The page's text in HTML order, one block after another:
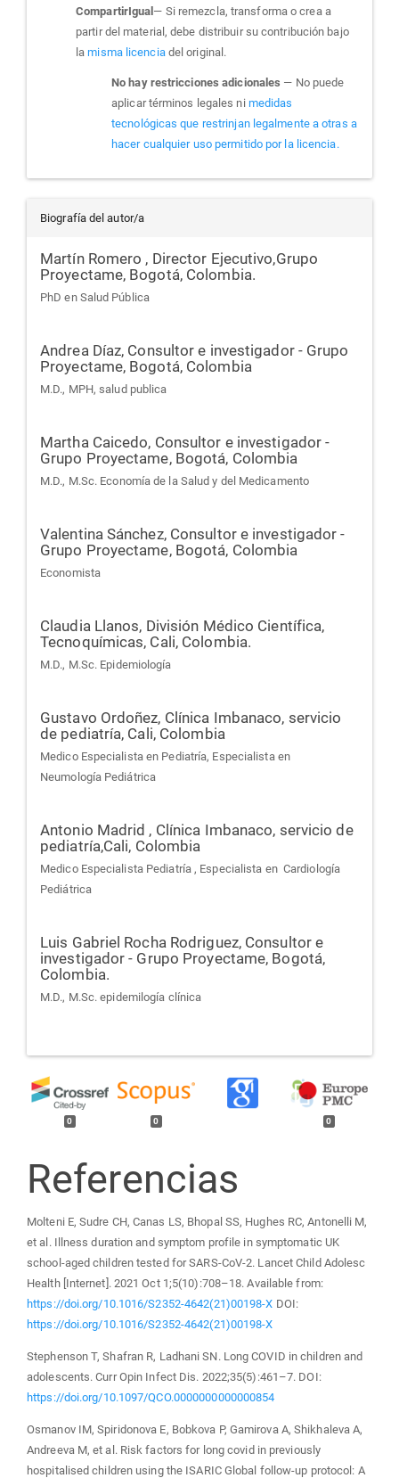
CompartirIgual — Si remezcla, transforma o crea a
partir del material, debe distribuir su contribución bajo
lamisma licenciadel original.
No hay restricciones adicionales — No puede
aplicar términos legales ni medidas
tecnológicas que restrinjan legalmente a otras a
hacer cualquier uso permitido por la licencia.
Biografía del autor/a
Martín Romero , Director Ejecutivo,Grupo
Proyectame, Bogotá, Colombia.
PhD en Salud Pública
Andrea Díaz, Consultor e investigador - Grupo
Proyectame, Bogotá, Colombia
M.D., MPH, salud publica
Martha Caicedo, Consultor e investigador -
Grupo Proyectame, Bogotá, Colombia
M.D., M.Sc. Economía de la Salud y del Medicamento
Valentina Sánchez, Consultor e investigador -
Grupo Proyectame, Bogotá, Colombia
Economista
Claudia Llanos, División Médico Científica,
Tecnoquímicas, Cali, Colombia.
M.D., M.Sc. Epidemiología
Gustavo Ordoñez, Clínica Imbanaco, servicio
de pediatría, Cali, Colombia
Medico Especialista en Pediatría, Especialista en
Neumología Pediátrica
Antonio Madrid , Clínica Imbanaco, servicio de
pediatría,Cali, Colombia
Medico Especialista Pediatría , Especialista en Cardiología
Pediátrica
Luis Gabriel Rocha Rodriguez, Consultor e
investigador - Grupo Proyectame, Bogotá,
Colombia.
M.D., M.Sc. epidemilogía clínica
0 0 0
Referencias
Molteni E, Sudre CH, Canas LS, Bhopal SS, Hughes RC, Antonelli M,
et al. Illness duration and symptom profile in symptomatic UK
school-aged children tested for SARS-CoV-2. Lancet Child Adolesc
Health [Internet]. 2021 Oct 1;5(10):708–18. Available from:
https://doi.org/10.1016/S2352-4642(21)00198-X DOI:
https://doi.org/10.1016/S2352-4642(21)00198-X
Stephenson T, Shafran R, Ladhani SN. Long COVID in children and
adolescents. Curr Opin Infect Dis. 2022;35(5):461–7. DOI:
https://doi.org/10.1097/QCO.0000000000000854
Osmanov IM, Spiridonova E, Bobkova P, Gamirova A, Shikhaleva A,
Andreeva M, et al. Risk factors for long covid in previously
hospitalised children using the ISARIC Global follow-up protocol: A